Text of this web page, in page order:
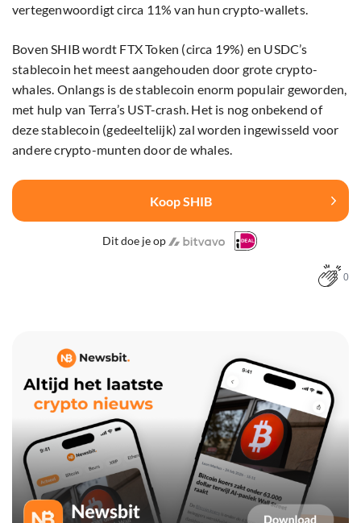
vertegenwoordigt circa 11% van hun crypto-wallets.
Boven SHIB wordt FTX Token (circa 19%) en USDC’s
stablecoin het meest aangehouden door grote crypto-
whales. Onlangs is de stablecoin enorm populair geworden,
met hulp van Terra’s UST-crash. Het is nog onbekend of
deze stablecoin (gedeeltelijk) zal worden ingewisseld voor
andere crypto-munten door de whales.
Koop SHIB
Dit doe je op
0